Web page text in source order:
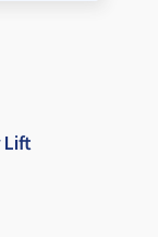
Lift